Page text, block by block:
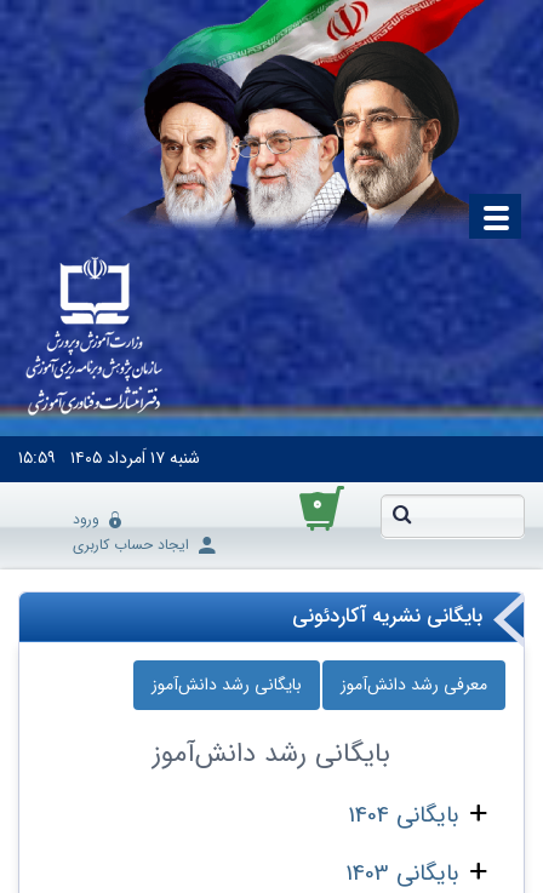
شنبه۱۷ اَمرداد ۱۴۰۵ ۱۵:۵۹
۰
ورود
ایجاد حساب کاربری
بایگانی نشریه آکاردئونی
معرفی رشد دانش‌آموز بایگانی رشد دانش‌آموز
بایگانی رشد دانش‌آموز
بایگانی 1404
بایگانی 1403